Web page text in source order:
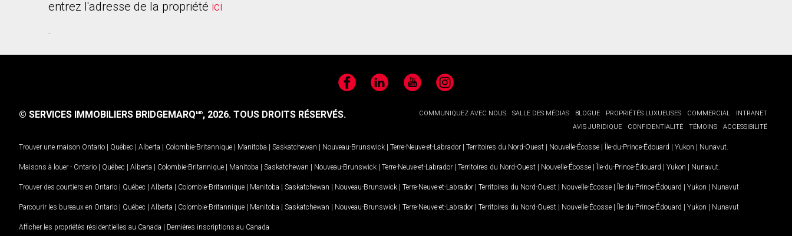
entrez l'adresse de la propriété ici
.
FacebookLinkedIn YouTubeInstagram
COMMUNIQUEZ AVEC NOUS SALLE DES MÉDIAS BLOGUE PROPRIÉTÉS LUXUEUSES COMMERCIAL
INTRANET
AVIS JURIDIQUE
CONFIDENTIALITÉ TÉMOINS ACCESSIBILITÉ
© SERVICES IMMOBILIERS BRIDGEMARQMD, 2026. TOUS DROITS RÉSERVÉS.
Trouver une maison Ontario | Québec | Alberta | Colombie-Britannique | Manitoba | Saskatchewan | Nouveau-Brunswick | Terre-Neuve-et-Labrador | Territoires du Nord-Ouest | Nouvelle-Écosse | Île-du-Prince-Édouard | Yukon | Nunavut
Maisons à louer - Ontario | Québec | Alberta | Colombie-Britannique | Manitoba | Saskatchewan | Nouveau-Brunswick | Terre-Neuve-et-Labrador | Territoires du Nord-Ouest | Nouvelle-Écosse | Île-du-Prince-Édouard | Yukon | Nunavut
Trouver des courtiers en Ontario | Québec | Alberta | Colombie-Britannique | Manitoba | Saskatchewan | Nouveau-Brunswick | Terre-Neuve-et-Labrador | Territoires du Nord-Ouest | Nouvelle-Écosse | Île-du-Prince-Édouard | Yukon | Nunavut
Parcourir les bureaux en Ontario | Québec | Alberta | Colombie-Britannique | Manitoba | Saskatchewan | Nouveau-Brunswick | Terre-Neuve-et-Labrador | Territoires du Nord-Ouest | Nouvelle-Écosse | Île-du-Prince-Édouard | Yukon | Nunavut
Afficher les propriétés résidentielles au Canada | Dernières inscriptions au Canada